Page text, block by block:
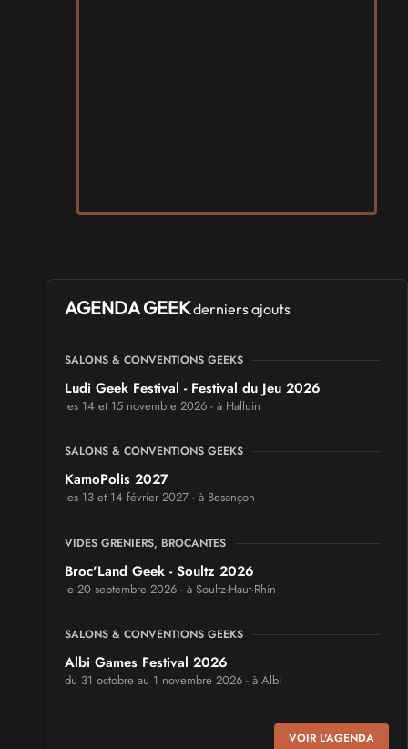
AGENDA GEEKderniers ajouts
SALONS & CONVENTIONS GEEKS
Ludi Geek Festival - Festival du Jeu 2026
les 14 et 15 novembre 2026 - à Halluin
SALONS & CONVENTIONS GEEKS
KamoPolis 2027
les 13 et 14 février 2027 - à Besançon
VIDES GRENIERS, BROCANTES
Broc'Land Geek - Soultz 2026
le 20 septembre 2026 - à Soultz-Haut-Rhin
SALONS & CONVENTIONS GEEKS
Albi Games Festival 2026
du 31 octobre au 1 novembre 2026 - à Albi
VOIR L'AGENDA